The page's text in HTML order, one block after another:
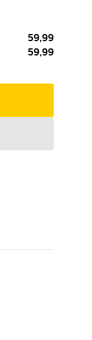
59,99
59,99